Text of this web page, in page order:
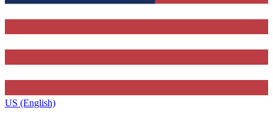
US (English)